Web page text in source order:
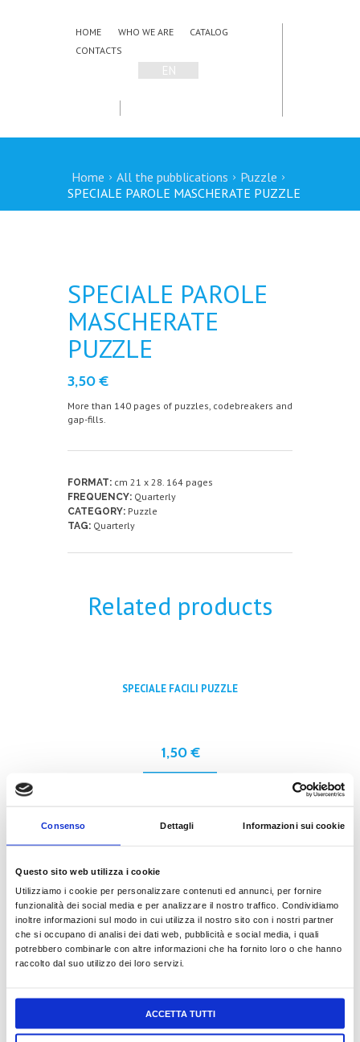
Consenso Dettagli Informazioni sui cookie
Questo sito web utilizza i cookie
Utilizziamo i cookie per personalizzare contenuti ed annunci, per fornire
funzionalità dei social media e per analizzare il nostro traffico. Condividiamo
inoltre informazioni sul modo in cui utilizza il nostro sito con i nostri partner
che si occupano di analisi dei dati web, pubblicità e social media, i quali
potrebbero combinarle con altre informazioni che ha fornito loro o che hanno
raccolto dal suo utilizzo dei loro servizi.
ACCETTA TUTTI
HOME WHO WE ARE
CATALOG
CONTACTS
EN
Home All the pubblications
Puzzle
SPECIALE PAROLE MASCHERATE PUZZLE
SPECIALE PAROLE
MASCHERATE
PUZZLE
3,50€
More than 140 pages of puzzles, codebreakers and
gap-fills.
FORMAT: cm 21 x 28. 164 pages
FREQUENCY: Quarterly
CATEGORY: Puzzle
TAG: Quarterly
Related products
SPECIALE FACILI PUZZLE
1,50€
SOLO PUZZLE PER LE STAGIONI
1,50€
READ MORE